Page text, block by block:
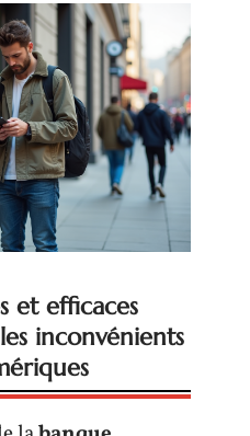
et efficaces
inconvénients